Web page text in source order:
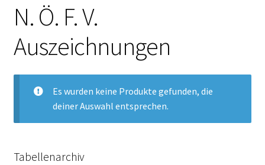
N. Ö. F. V.
Auszeichnungen
Es wurden keine Produkte gefunden, die
deiner Auswahl entsprechen.
Tabellenarchiv